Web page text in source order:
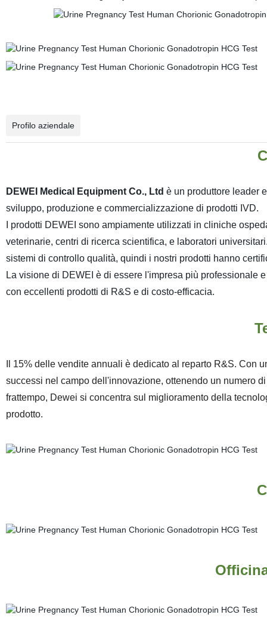
Profilo aziendale
DEWEI Medical Equipment Co., Ltd è un produttore leader
sviluppo, produzione e commercializzazione di prodotti IVD.
I prodotti DEWEI sono ampiamente utilizzati in cliniche
veterinarie, centri di ricerca scientifica, e laboratori
sistemi di controllo qualità, quindi i nostri prodotti hanno
La visione di DEWEI è di essere l'impresa più professionale
con eccellenti prodotti di R&S e di costo-efficacia.
Il 15% delle vendite annuali è dedicato al reparto R&S.
successi nel campo dell'innovazione, ottenendo un numero
frattempo, Dewei si concentra sul miglioramento della
prodotto.